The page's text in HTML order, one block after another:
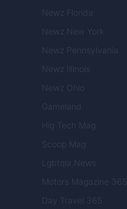
Newz Florida
Newz New York
Newz Pennsylvania
Newz Illinois
Newz Ohio
Gameland
Hig Tech Mag
Scoop Mag
Lgbtqia News
Motors Magazine 365
Day Travel 365